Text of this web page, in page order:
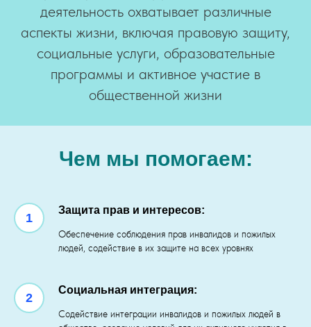
деятельность охватывает различные
аспекты жизни, включая правовую защиту,
социальные услуги, образовательные
программы и активное участие в
общественной жизни
Чем мы помогаем:
1
Защита прав и интересов:
Обеспечение соблюдения прав инвалидов и пожилых
людей, содействие в их защите на всех уровнях
2
Социальная интеграция:
Содействие интеграции инвалидов и пожилых людей в